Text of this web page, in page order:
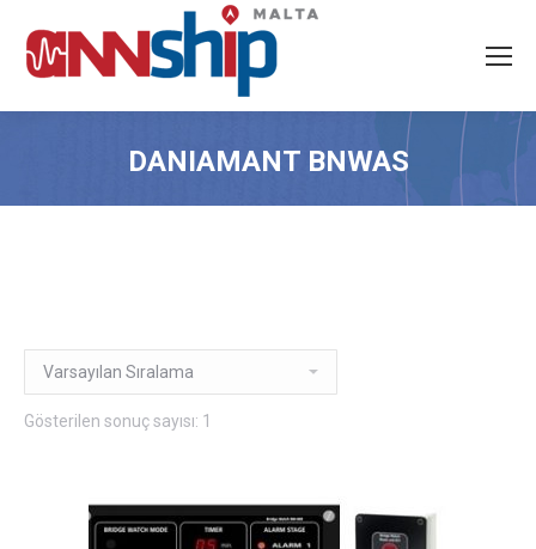
DANIAMANT BNWAS
Gösterilen sonuç sayısı: 1